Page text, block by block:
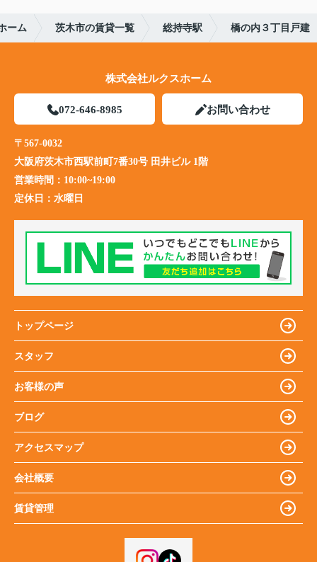
ーム 茨木市の賃貸一覧 総持寺駅 橋の内３丁目戸建
株式会社ルクスホーム
072-646-8985 お問い合わせ
〒567-0032
大阪府茨木市西駅前町7番30号 田井ビル 1階
営業時間： 10:00~19:00
定休日： 水曜日
トップページ
スタッフ
お客様の声
ブログ
アクセスマップ
会社概要
賃貸管理